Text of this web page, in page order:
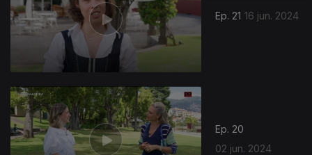
Ep. 21 16 jun. 2024
Ep. 20
02 jun. 2024